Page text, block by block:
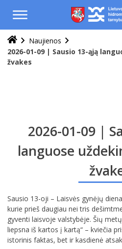
title Pažymėti antraštes
zoom_out
brightness_high Šviesus kontrastas
Tamsus kontrastas
cached
turinį
Naujienos
2026-01-09 | Sausio 13-ąją
žvakes
2026-01-09 |
languose
Sausio 13-oji – Laisvės gynėjų
kurie prieš daugiau nei tris
gyventi laisvoje valstybėje. Šių
liepsna iš kartos į kartą“ – kviečia
istorinis faktas, bet ir kasdienė